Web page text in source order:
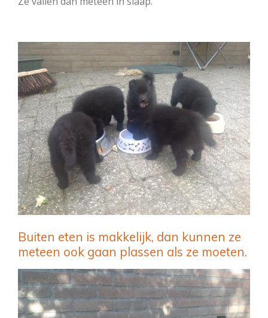
Buiten eten is makkelijk, dan kunnen ze
meteen ook gaan plassen als ze moeten.